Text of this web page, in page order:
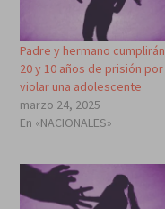
Padre y hermano cumplirán
20 y 10 años de prisión por
violar una adolescente
marzo 24, 2025
En «NACIONALES»